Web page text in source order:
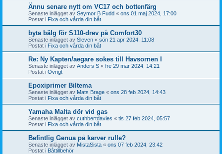
Ännu senare nytt om VC17 och bottenfärg
Senaste inlägget av Seymor B Fudd « ons 01 maj 2024, 17:00
Postat i Fixa och vårda din båt
byta bälg för S110-drev på Comfort30
Senaste inlägget av Sleven « sön 21 apr 2024, 11:08
Postat i Fixa och vårda din båt
Re: Ny Kapten/aegare sokes till Havsornen I
Senaste inlägget av Anders S « fre 29 mar 2024, 14:21
Postat i Övrigt
Epoxiprimer Biltema
Senaste inlägget av Mats Brage « ons 28 feb 2024, 14:43
Postat i Fixa och vårda din båt
Yamaha Malta dör vid gas
Senaste inlägget av cuthbertdavies « tis 27 feb 2024, 05:57
Postat i Fixa och vårda din båt
Befintlig Genua på karver rulle?
Senaste inlägget av MistaSista « ons 07 feb 2024, 23:42
Postat i Båttillbehör